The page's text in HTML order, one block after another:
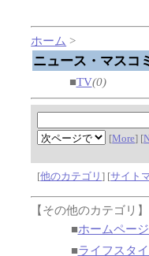
ホーム >
ニュース・マスコ
■TV(0)
[More] [
[他のカテゴリ] [サイト
【その他のカテゴリ】
■ホームペー
■ライフスタ